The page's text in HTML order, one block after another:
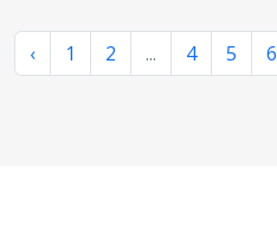
‹ 1 2 ... 4 5 6